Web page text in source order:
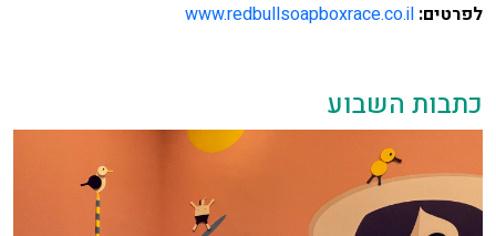
www.redbullsoapboxrace.co.il
השבוע